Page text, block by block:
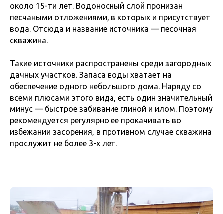
около 15-ти лет. Водоносный слой пронизан
песчаными отложениями, в которых и присутствует
вода. Отсюда и название источника — песочная
скважина.
Такие источники распространены среди загородных
дачных участков. Запаса воды хватает на
обеспечение одного небольшого дома. Наряду со
всеми плюсами этого вида, есть один значительный
минус — быстрое забивание глиной и илом. Поэтому
рекомендуется регулярно ее прокачивать во
избежании засорения, в противном случае скважина
прослужит не более 3-х лет.